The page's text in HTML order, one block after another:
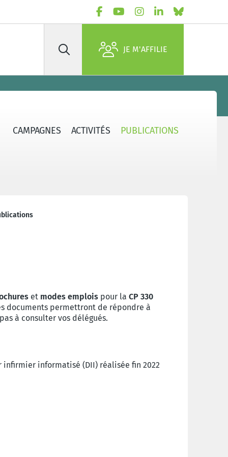
Rechercher JE M'AFFILIE
CAMPAGNES ACTIVITÉS PUBLICATIONS
et modes emplois pour la CP 330
documents permettront de répondre à
à consulter vos délégués.
informatisé (DII) réalisée fin 2022